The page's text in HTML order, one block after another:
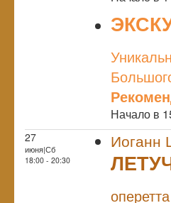
Начало в
27
июня|Сб
18:00 - 20:30
Иоганн